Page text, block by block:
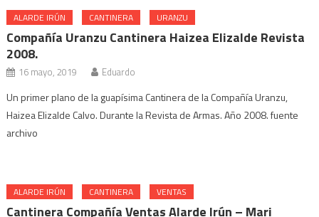
ALARDE IRÚN CANTINERA URANZU
Compañía Uranzu Cantinera Haizea Elizalde Revista
2008.
16 mayo, 2019 Eduardo
Un primer plano de la guapísima Cantinera de la Compañía Uranzu,
Haizea Elizalde Calvo. Durante la Revista de Armas. Año 2008. fuente
archivo
ALARDE IRÚN CANTINERA VENTAS
Cantinera Compañía Ventas Alarde Irún – Mari